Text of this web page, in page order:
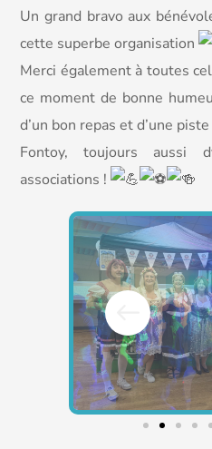
Un grand bravo aux
cette superbe organisation
Merci également à toutes
ce moment de bonne
d’un bon repas et d’une
Fontoy, toujours aussi
associations !